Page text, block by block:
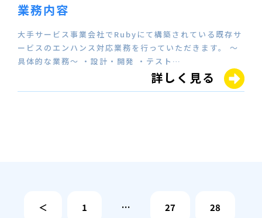
業務内容
大手サービス事業会社でRubyにて構築されている既存サ
ービスのエンハンス対応業務を行っていただきます。 ～
具体的な業務～ ・設計・開発 ・テスト…
詳しく見る
＜ 1 … 27 28